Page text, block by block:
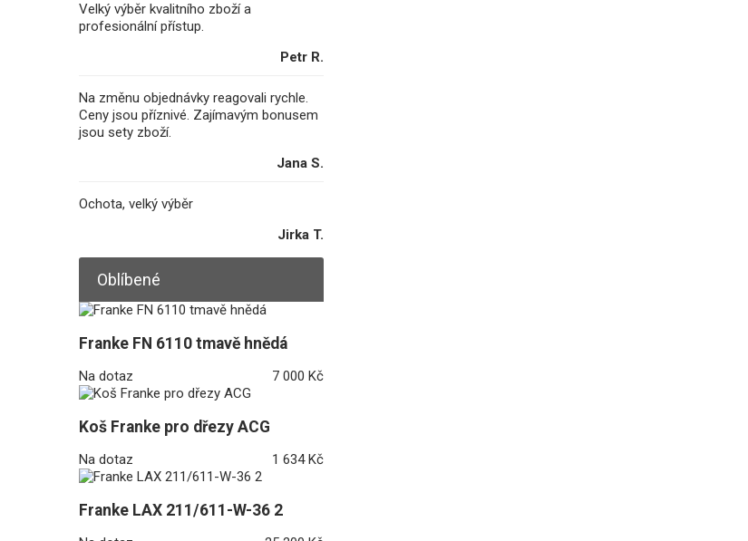
Velký výběr kvalitního zboží a
profesionální přístup.
Petr R.
Na změnu objednávky reagovali rychle.
Ceny jsou příznivé. Zajímavým bonusem
jsou sety zboží.
Jana S.
Ochota, velký výběr
Jirka T.
Oblíbené
Franke FN 6110 tmavě hnědá
Na dotaz 7 000 Kč
Koš Franke pro dřezy ACG
Na dotaz 1 634 Kč
Franke LAX 211/611-W-36 2